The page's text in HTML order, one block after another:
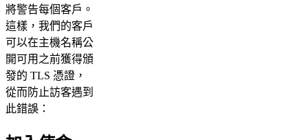
將警告每個客戶。
這樣，我們的客戶
可以在主機名稱公
開可用之前獲得頒
發的 TLS 憑證，
從而防止訪客遇到
此錯誤：